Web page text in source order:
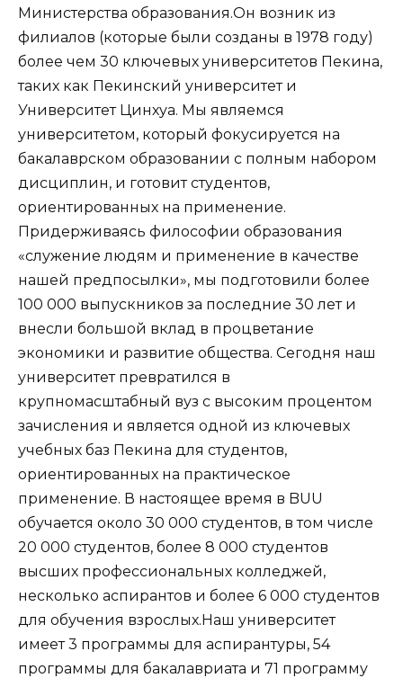
Министерства образования.Он возник из
филиалов (которые были созданы в 1978 году)
более чем 30 ключевых университетов Пекина,
таких как Пекинский университет и
Университет Цинхуа. Мы являемся
университетом, который фокусируется на
бакалаврском образовании с полным набором
дисциплин, и готовит студентов,
ориентированных на применение.
Придерживаясь философии образования
«служение людям и применение в качестве
нашей предпосылки», мы подготовили более
100 000 выпускников за последние 30 лет и
внесли большой вклад в процветание
экономики и развитие общества. Сегодня наш
университет превратился в
крупномасштабный вуз с высоким процентом
зачисления и является одной из ключевых
учебных баз Пекина для студентов,
ориентированных на практическое
применение. В настоящее время в BUU
обучается около 30 000 студентов, в том числе
20 000 студентов, более 8 000 студентов
высших профессиональных колледжей,
несколько аспирантов и более 6 000 студентов
для обучения взрослых.Наш университет
имеет 3 программы для аспирантуры, 54
программы для бакалавриата и 71 программу